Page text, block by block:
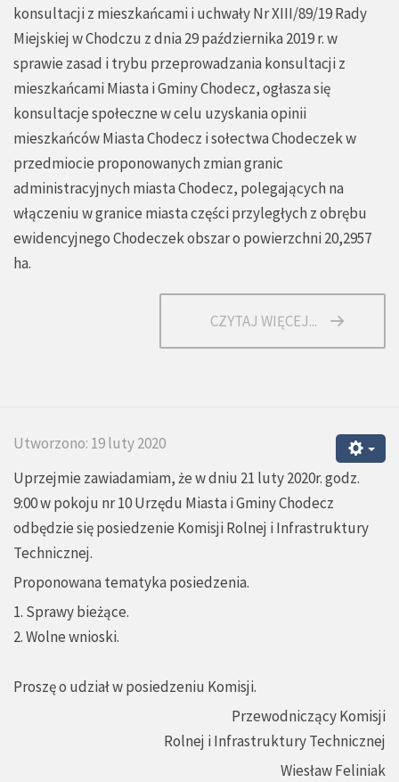
konsultacji z mieszkańcami i uchwały Nr XIII/89/19 Rady
Miejskiej w Chodczu z dnia 29 października 2019 r. w
sprawie zasad i trybu przeprowadzania konsultacji z
mieszkańcami Miasta i Gminy Chodecz, ogłasza się
konsultacje społeczne w celu uzyskania opinii
mieszkańców Miasta Chodecz i sołectwa Chodeczek w
przedmiocie proponowanych zmian granic
administracyjnych miasta Chodecz, polegających na
włączeniu w granice miasta części przyległych z obrębu
ewidencyjnego Chodeczek obszar o powierzchni 20,2957
ha.
CZYTAJ WIĘCEJ...
Utworzono: 19 luty 2020
Uprzejmie zawiadamiam, że w dniu 21 luty 2020r. godz.
9:00 w pokoju nr 10 Urzędu Miasta i Gminy Chodecz
odbędzie się posiedzenie Komisji Rolnej i Infrastruktury
Technicznej.
Proponowana tematyka posiedzenia.
1. Sprawy bieżące.
2. Wolne wnioski.
Proszę o udział w posiedzeniu Komisji.
Przewodniczący Komisji
Rolnej i Infrastruktury Technicznej
Wiesław Feliniak